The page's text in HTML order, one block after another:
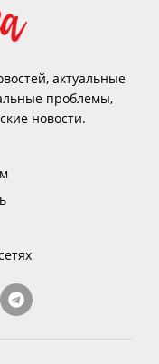
актуальные
проблемы,
новости.